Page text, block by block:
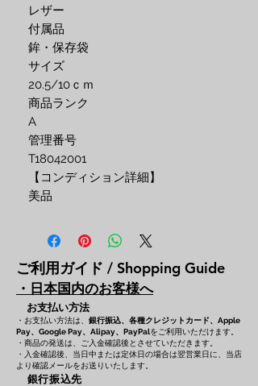
レザー
付属品
鉾・保存袋
サイズ
20.5/10ｃｍ
商品ランク
A
管理番号
T18042001
【コンディション詳細】
美品
ご利用ガイド / Shopping Guide
・日本国内のお客様へ
お支払い方法
・お支払い方法は、 銀行振込、各種クレジットカード、 Apple
Pay、Google Pay、Alipay、PayPalをご利用いただけます。
・商品の発送は、ご入金確認後とさせていただきます。
・入金確認後、当日中または定休日の場合は翌営業日に、当店
より確認メールをお送りいたします。
銀行振込先